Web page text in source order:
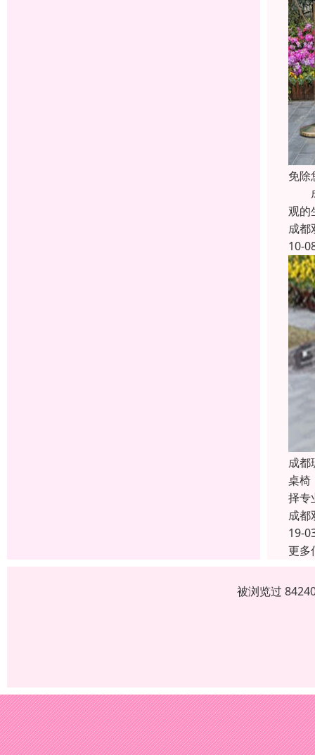
免除
成
观的
成都
10-
成都
桌椅
择专
成都
19-
更多
被浏览过